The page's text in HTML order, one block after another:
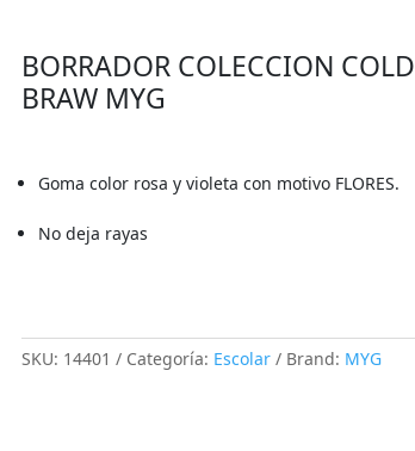
BORRADOR COLECCION COLD
BRAW MYG
Goma color rosa y violeta con motivo FLORES.
No deja rayas
SKU: 14401 Categoría: Escolar Brand: MYG